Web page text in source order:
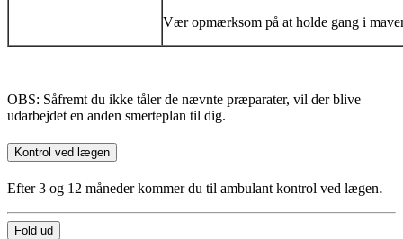
Vær opmærksom på at holde gang i
OBS: Såfremt du ikke tåler de nævnte præparater, vil der blive
udarbejdet en anden smerteplan til dig.
Kontrol ved lægen
Efter 3 og 12 måneder kommer du til ambulant kontrol ved lægen.
Fold ud